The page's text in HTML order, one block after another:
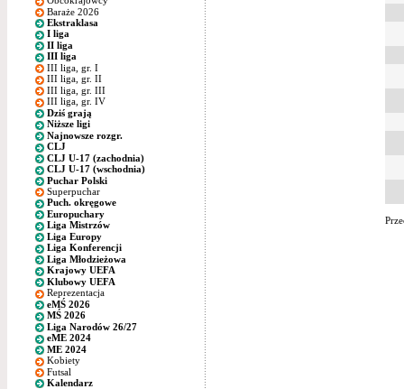
Baraże 2026
Ekstraklasa
I liga
II liga
III liga
III liga, gr. I
III liga, gr. II
III liga, gr. III
III liga, gr. IV
Dziś grają
Niższe ligi
Najnowsze rozgr.
CLJ
CLJ U-17 (zachodnia)
CLJ U-17 (wschodnia)
Puchar Polski
Superpuchar
Puch. okręgowe
Europuchary
Liga Mistrzów
Liga Europy
Liga Konferencji
Liga Młodzieżowa
Krajowy UEFA
Klubowy UEFA
Reprezentacja
eMŚ 2026
MŚ 2026
Liga Narodów 26/27
eME 2024
ME 2024
Kobiety
Futsal
Kalendarz